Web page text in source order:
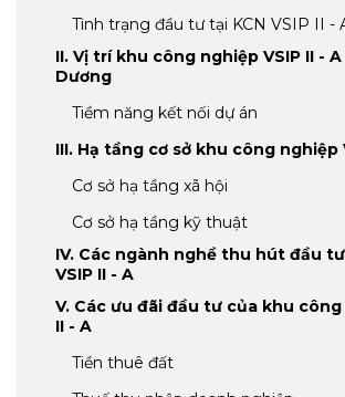
Tình trạng đầu tư tại KCN VSIP II -
II. Vị trí khu công nghiệp VSIP II -
Dương
Tiềm năng kết nối dự án
III. Hạ tầng cơ sở khu công nghiệp
Cơ sở hạ tầng xã hội
Cơ sở hạ tầng kỹ thuật
IV. Các ngành nghề thu hút đầu tư
VSIP II - A
V. Các ưu đãi đầu tư của khu công
II - A
Tiền thuê đất